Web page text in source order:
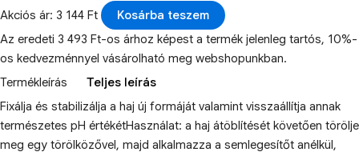
Akciós ár: 3 144 Ft
Kosárba teszem
Az eredeti 3 493 Ft-os árhoz képest a termék jelenleg tartós, 10%-
os kedvezménnyel vásárolható meg webshopunkban.
Termékleírás
Teljes leírás
Fixálja és stabilizálja a haj új formáját valamint visszaállítja annak
természetes pH értékétHasználat: a haj átöblítését követően törölje
meg egy törölközővel, majd alkalmazza a semlegesítőt anélkül,